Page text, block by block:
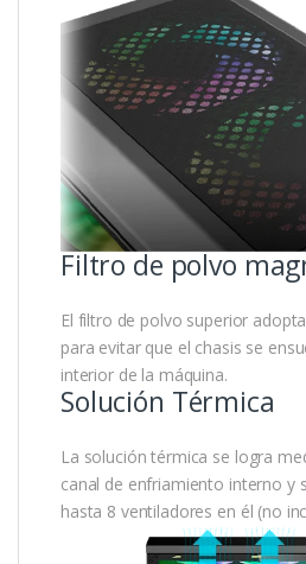
Filtro de polvo
El filtro de polvo superior
para evitar que el chasis se
interior de la máquina.
Solución Térmica
La solución térmica se logra
canal de enfriamiento interno y
hasta 8 ventiladores en él (no